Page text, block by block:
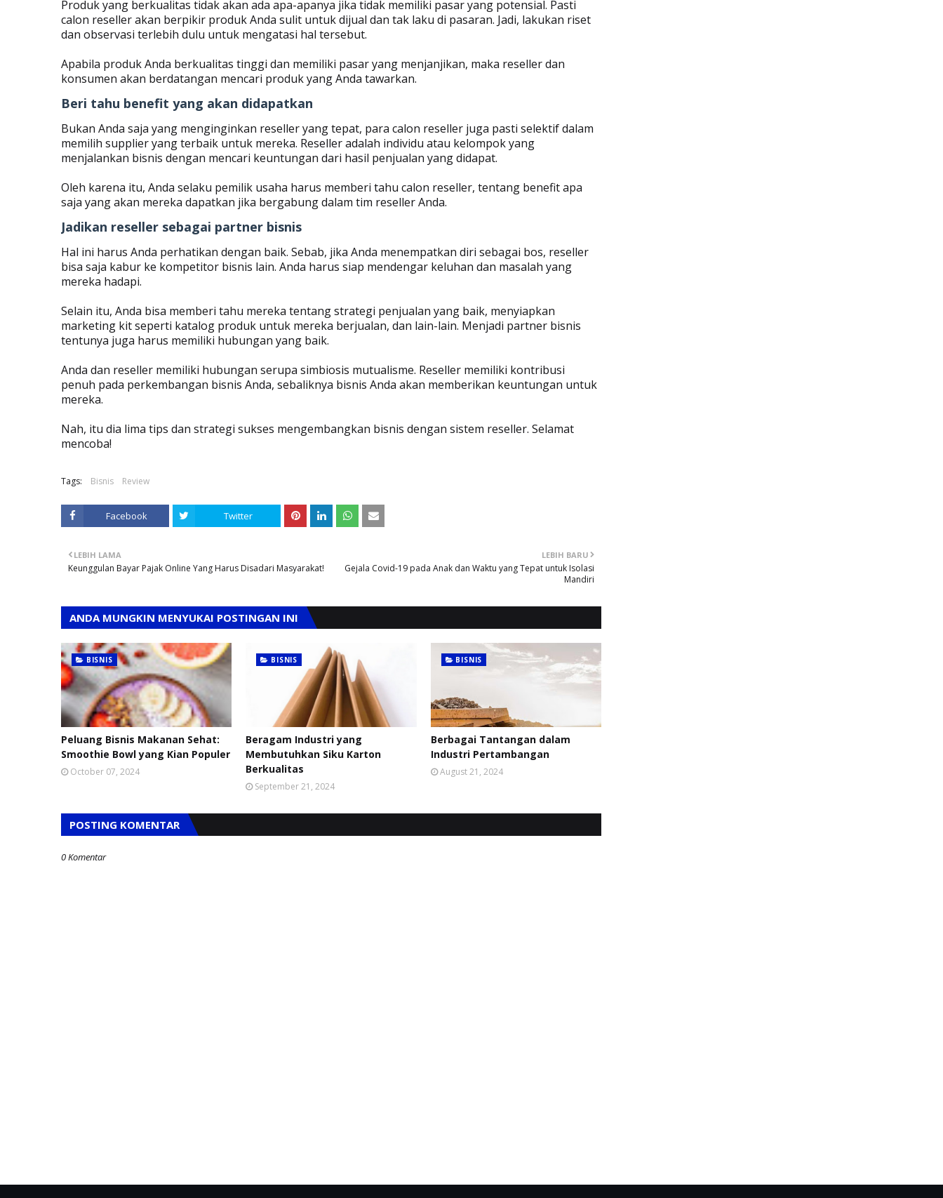
Produk yang berkualitas tidak akan ada apa-apanya jika tidak memiliki pasar yang potensial. Pasti
calon reseller akan berpikir produk Anda sulit untuk dijual dan tak laku di pasaran. Jadi, lakukan riset
dan observasi terlebih dulu untuk mengatasi hal tersebut.
Apabila produk Anda berkualitas tinggi dan memiliki pasar yang menjanjikan, maka reseller dan
konsumen akan berdatangan mencari produk yang Anda tawarkan.
Beri tahu benefit yang akan didapatkan
Bukan Anda saja yang menginginkan reseller yang tepat, para calon reseller juga pasti selektif dalam
memilih supplier yang terbaik untuk mereka. Reseller adalah individu atau kelompok yang
menjalankan bisnis dengan mencari keuntungan dari hasil penjualan yang didapat.
Oleh karena itu, Anda selaku pemilik usaha harus memberi tahu calon reseller, tentang benefit apa
saja yang akan mereka dapatkan jika bergabung dalam tim reseller Anda.
Jadikan reseller sebagai partner bisnis
Hal ini harus Anda perhatikan dengan baik. Sebab, jika Anda menempatkan diri sebagai bos, reseller
bisa saja kabur ke kompetitor bisnis lain. Anda harus siap mendengar keluhan dan masalah yang
mereka hadapi.
Selain itu, Anda bisa memberi tahu mereka tentang strategi penjualan yang baik, menyiapkan
marketing kit seperti katalog produk untuk mereka berjualan, dan lain-lain. Menjadi partner bisnis
tentunya juga harus memiliki hubungan yang baik.
Anda dan reseller memiliki hubungan serupa simbiosis mutualisme. Reseller memiliki kontribusi
penuh pada perkembangan bisnis Anda, sebaliknya bisnis Anda akan memberikan keuntungan untuk
mereka.
Nah, itu dia lima tips dan strategi sukses mengembangkan bisnis dengan sistem reseller. Selamat
mencoba!
Tags: Bisnis Review
Facebook Twitter
LEBIH BARU
Gejala Covid-19 pada Anak dan Waktu yang Tepat untuk Isolasi
Mandiri
LEBIH LAMA
Keunggulan Bayar Pajak Online Yang Harus Disadari Masyarakat!
ANDA MUNGKIN MENYUKAI POSTINGAN INI
BISNIS
Peluang Bisnis Makanan Sehat:
Smoothie Bowl yang Kian Populer
October 07, 2024
BISNIS
Beragam Industri yang
Membutuhkan Siku Karton
Berkualitas
September 21, 2024
BISNIS
Berbagai Tantangan dalam
Industri Pertambangan
August 21, 2024
POSTING KOMENTAR
0 Komentar